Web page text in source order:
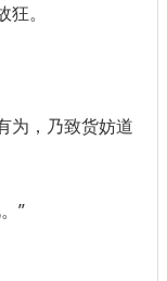
。
为，乃致货妨道
”